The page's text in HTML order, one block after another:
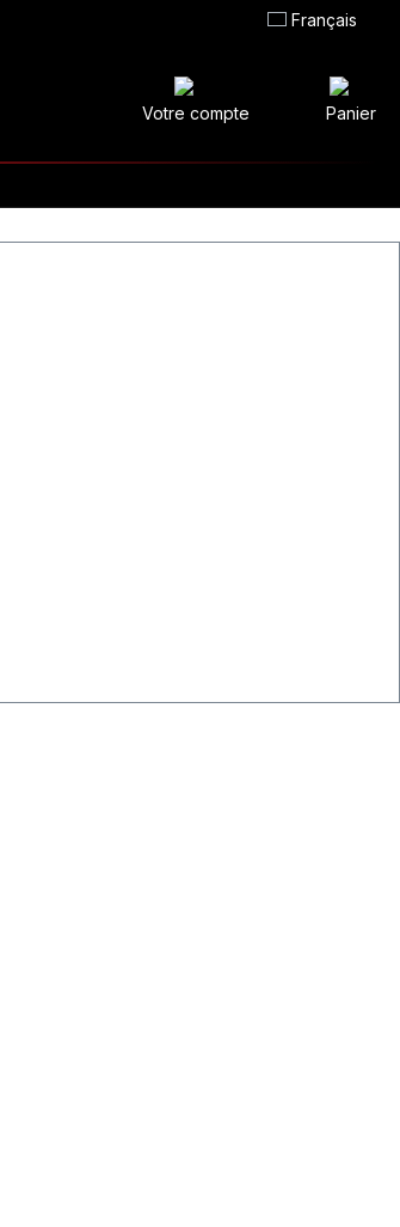
Français
Votre compte Panier